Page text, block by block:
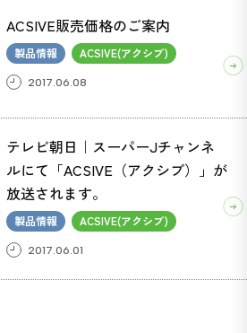
ACSIVE販売価格のご案内
製品情報 ACSIVE(アクシブ)
2017.06.08
テレビ朝日｜スーパーJチャンネ
ルにて「ACSIVE（アクシブ）」が
放送されます。
製品情報 ACSIVE(アクシブ)
2017.06.01